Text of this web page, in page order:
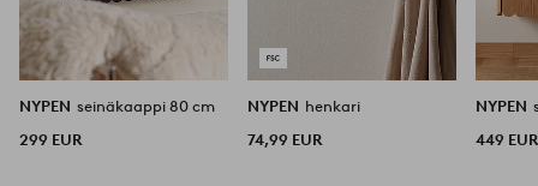
NYPEN
seinäkaappi 80 cm
299 EUR
NYPEN henkari
74,99 EUR
NYPEN
449 EUR